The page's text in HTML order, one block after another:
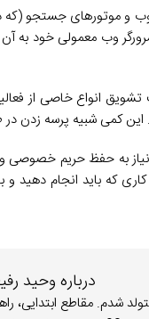
وب و موتورهای جستجو
وب معمولی خود
انواع خاصی از
کمی شبیه پرسه زدن
به حفظ حریم
که باید انجام دهید
درباره وحید
در تاریخ 1364/10/07 در شهر یزد